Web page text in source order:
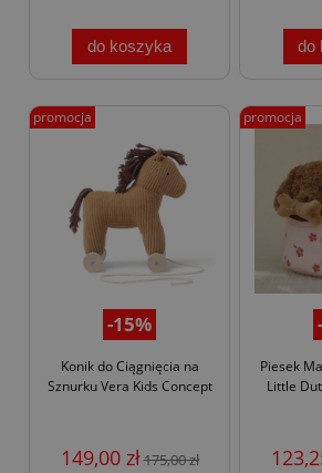
do koszyka do
-15%
Konik do Ciągnięcia na
Sznurku Vera Kids Concept
149,00 zł175,00 zł
promocja
Piesek
Little
promocja